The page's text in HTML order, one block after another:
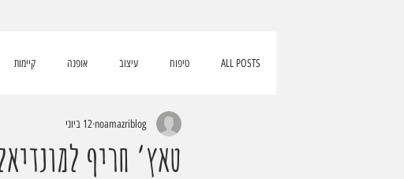
ALL POSTS טיפוח עיצוב אופנה קיימות
noamazriblog 12 ביוני